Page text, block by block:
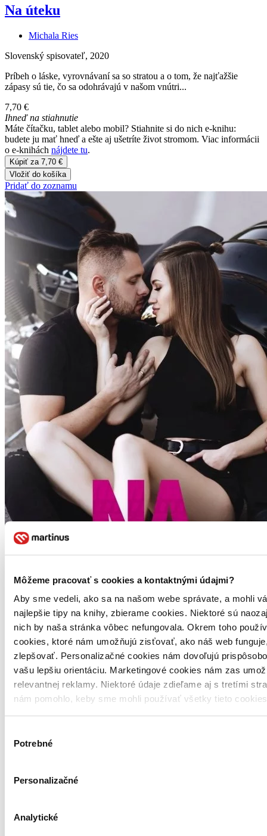
Môžeme pracovať s cookies a kontaktnými údajmi?
Aby sme vedeli, ako sa na našom webe správate, a mohli
najlepšie tipy na knihy, zbierame cookies. Niektoré sú
nich by naša stránka vôbec nefungovala. Okrem toho
cookies, ktoré nám umožňujú zisťovať, ako náš web
zlepšovať. Personalizačné cookies nám dovoľujú
vašu lepšiu orientáciu. Marketingové cookies nám zas
relevantnej reklamy. Niektoré údaje zdieľame aj s tretími
nám pomohlo, keby sme mohli používať všetky tieto
súhlasu
Potrebné
Personalizačné
Analytické
Na úteku
Michala Ries
Slovenský spisovateľ, 2020
Príbeh o láske, vyrovnávaní sa so stratou a o tom, že najťažšie
zápasy sú tie, čo sa odohrávajú v našom vnútri...
7,70 €
Ihneď na stiahnutie
Máte čítačku, tablet alebo mobil? Stiahnite si do nich e-knihu:
budete ju mať hneď a ešte aj ušetríte život stromom. Viac informácii
o e-knihách nájdete tu.
Kúpiť za 7,70 €
Vložiť do košíka
Pridať do zoznamu
4,6
Na love
Slovenský spisovateľ, 2021